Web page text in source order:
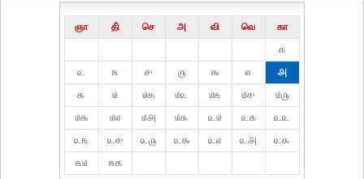
ஞா தி் செ அ வி வெ
கா
௧
௨
௩ ௪ ௫ ௬ ௭
௮
௯
௰ ௰௧ ௰௨ ௰௩ ௰௪
௰௫
௰௬
௰௭ ௰௮ ௰௯ ௨௰ ௨௧
௨௨
௨௩
௨௪ ௨௫ ௨௬ ௨௭ ௨௮
௨௯
௩௰
௩௧